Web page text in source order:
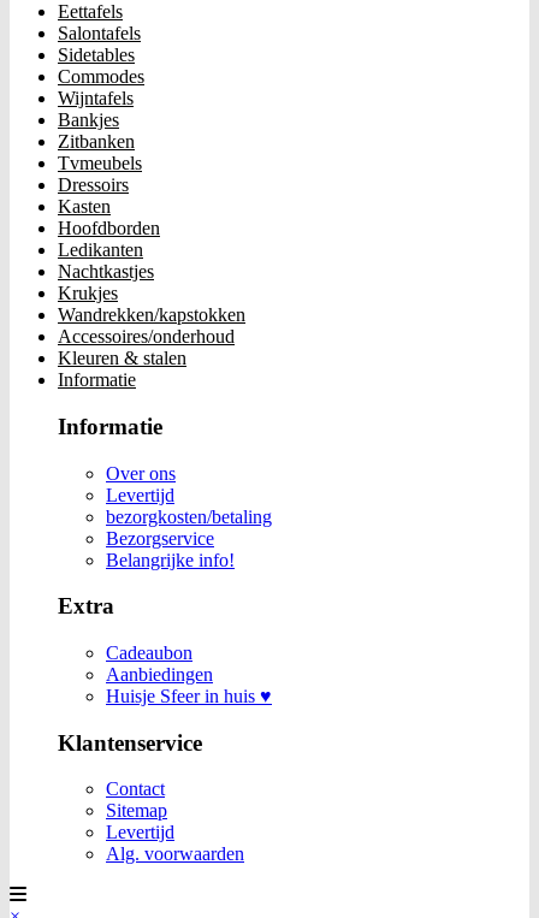
Eettafels
Salontafels
Sidetables
Commodes
Wijntafels
Bankjes
Zitbanken
Tvmeubels
Dressoirs
Kasten
Hoofdborden
Ledikanten
Nachtkastjes
Krukjes
Wandrekken/kapstokken
Accessoires/onderhoud
Kleuren & stalen
Informatie
Informatie
Over ons
Levertijd
bezorgkosten/betaling
Bezorgservice
Belangrijke info!
Extra
Cadeaubon
Aanbiedingen
Huisje Sfeer in huis ♥
Klantenservice
Contact
Sitemap
Levertijd
Alg. voorwaarden